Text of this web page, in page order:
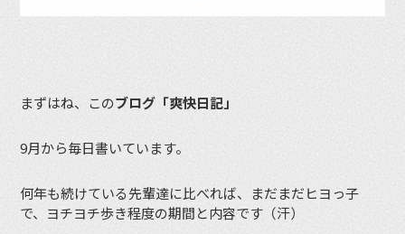
まずはね、このブログ「爽快日記」
9月から毎日書いています。
何年も続けている先輩達に比べれば、まだまだヒヨっ子
で、ヨチヨチ歩き程度の期間と内容です（汗）